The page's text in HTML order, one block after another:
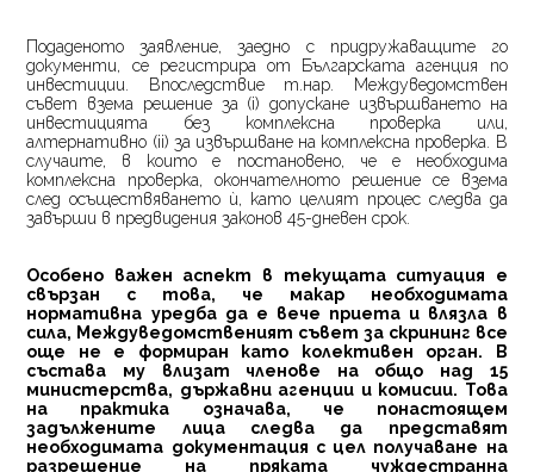
Подаденото заявление, заедно с придружаващите го
документи, се регистрира от Българската агенция по
инвестиции. Впоследствие т.нар. Междуведомствен
съвет взема решение за (i) допускане извършването на
инвестицията без комплексна проверка или,
алтернативно (ii) за извършване на комплексна проверка. В
случаите, в които е постановено, че е необходима
комплексна проверка, окончателното решение се взема
след осъществяването ѝ, като целият процес следва да
завърши в предвидения законов 45-дневен срок.
Особено важен аспект в текущата ситуация е
свързан с това, че макар необходимата
нормативна уредба да е вече приета и влязла в
сила, Междуведомственият съвет за скрининг все
още не е формиран като колективен орган. В
състава му влизат членове на общо над 15
министерства, държавни агенции и комисии. Това
на практика означава, че понастоящем
задължените лица следва да представят
необходимата документация с цел получаване на
разрешение на пряката чуждестранна